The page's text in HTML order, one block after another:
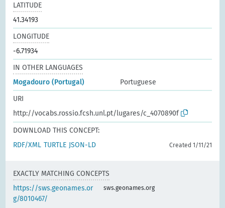
LATITUDE
41.34193
LONGITUDE
-6.71934
IN OTHER LANGUAGES
Mogadouro (Portugal)
Portuguese
URI
http://vocabs.rossio.fcsh.unl.pt/lugares/c_4070890f
DOWNLOAD THIS CONCEPT:
RDF/XML TURTLE JSON-LD Created 1/11/21
EXACTLY MATCHING CONCEPTS
https://sws.geonames.or
g/8010467/
sws.geonames.org